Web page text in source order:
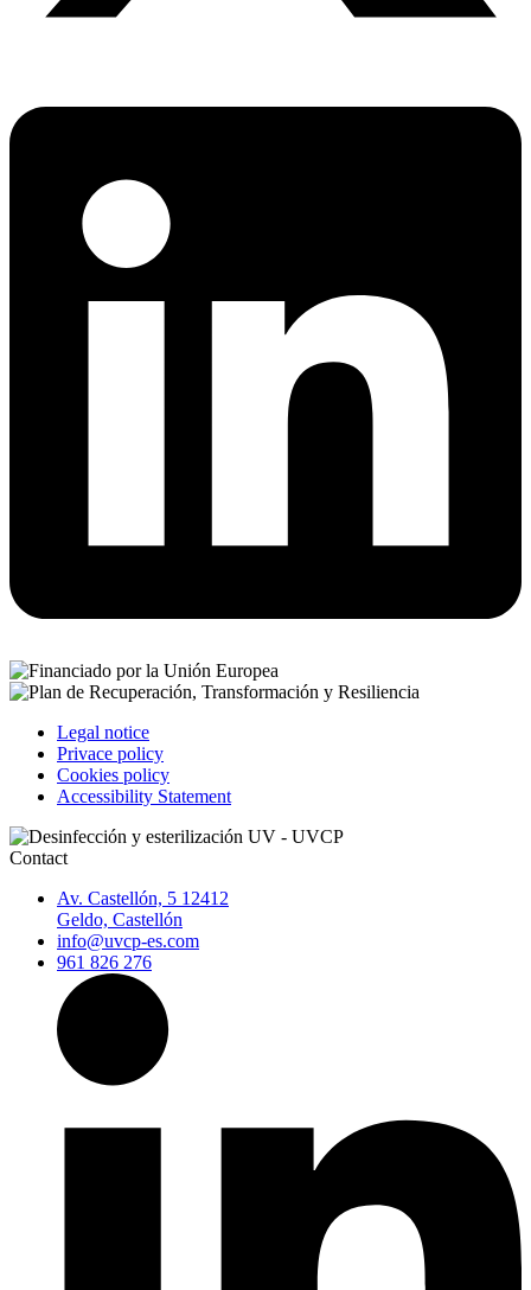
Legal notice
Privace policy
Cookies policy
Accessibility Statement
Contact
Av. Castellón, 5 12412
Geldo, Castellón
info@uvcp-es.com
961 826 276